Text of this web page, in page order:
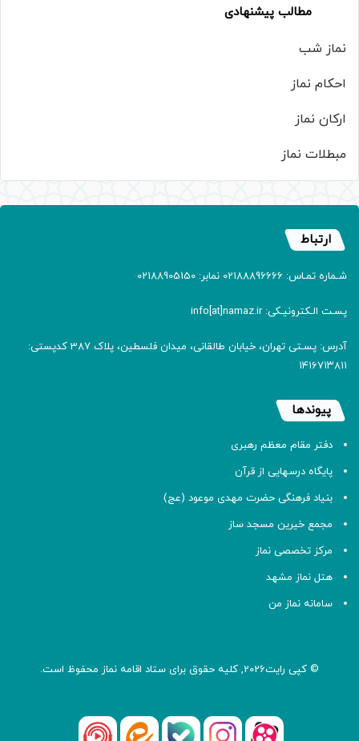
مطالب پیشنهادی
نماز شب
احکام نماز
ارکان نماز
مبطلات نماز
ارتباط
شـماره تمـاس: 02188896666 نمابر: 02188905150
پسـت الـکترونیـکی: info[at]namaz.ir
آدرس: پسـتی تهران، خیابان طالقانی، میدان فلسطین، پلاک 387 کدپستی:
۱۴۱۶۷۱۳۸۱۱
پیوندها
دفتر مقام معظم رهبری
پایگاه درسهایی از قرآن
بنیاد فرهنگی حضرت مهدی موعود (عج)
مجمع خیرین مسجد ساز
مرکز تخصصی نماز
هتل نماز مشهد
سامانه نماز من
© کپی رایت2026, کلیه حقوق برای ستاد اقامه نماز محفوظ است.
آپارات اینستاگرام
بله ایتا